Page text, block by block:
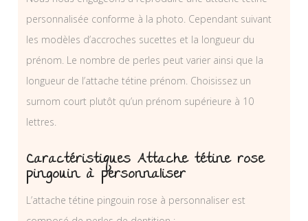
personnalisée conforme à la photo. Cependant suivant
les modèles d’accroches sucettes et la longueur du
prénom. Le nombre de perles peut varier ainsi que la
longueur de l’attache tétine prénom. Choisissez un
surnom court plutôt qu’un prénom supérieure à 10
lettres.
Caractéristiques Attache tétine rose
pingouin à personnaliser
L’attache tétine pingouin rose à personnaliser est